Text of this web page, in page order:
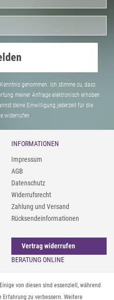
genommen. Ich stimme zu, dass
meiner Anfrage elektronisch erhoben
deine Einwilligung jederzeit für die
widerrufen
INFORMATIONEN
Impressum
AGB
Datenschutz
Widerrufsrecht
Zahlung und Versand
Rücksendeinformationen
Vertrag widerrufen
BERATUNG ONLINE
Gürtel messen & kürzen
Sonnenbrillen & UV-Schutz
von diesen sind essenziell, während
zu verbessern. Weitere